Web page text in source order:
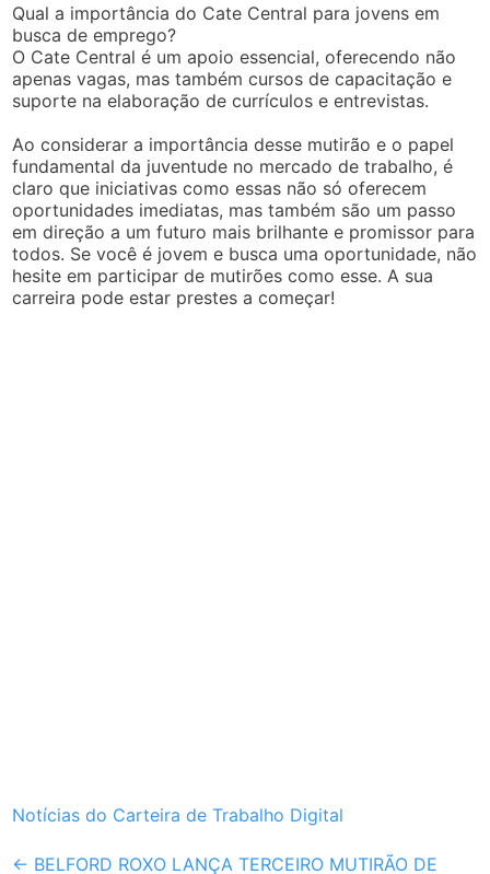
Qual a importância do Cate Central para jovens em
busca de emprego?
O Cate Central é um apoio essencial, oferecendo não
apenas vagas, mas também cursos de capacitação e
suporte na elaboração de currículos e entrevistas.
Ao considerar a importância desse mutirão e o papel
fundamental da juventude no mercado de trabalho, é
claro que iniciativas como essas não só oferecem
oportunidades imediatas, mas também são um passo
em direção a um futuro mais brilhante e promissor para
todos. Se você é jovem e busca uma oportunidade, não
hesite em participar de mutirões como esse. A sua
carreira pode estar prestes a começar!
Notícias do Carteira de Trabalho Digital
Post
← BELFORD ROXO LANÇA TERCEIRO MUTIRÃO DE